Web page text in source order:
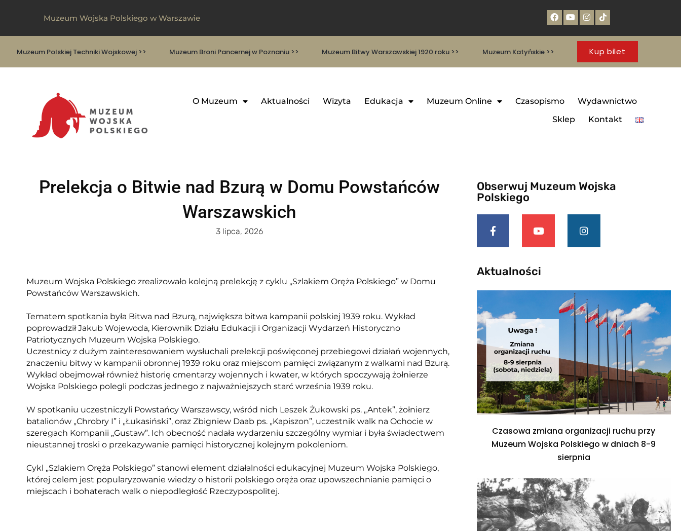
Muzeum Wojska Polskiego w Warszawie
Muzeum Polskiej Techniki Wojskowej >> Muzeum Broni Pancernej w Poznaniu >> Muzeum Bitwy Warszawskiej 1920 roku >> Muzeum Katyńskie >> Kup bilet
O Muzeum Aktualności Wizyta Edukacja Muzeum Online Czasopismo
Wydawnictwo
Sklep
Kontakt
Prelekcja o Bitwie nad Bzurą w Domu Powstańców
Warszawskich
3 lipca, 2026
Muzeum Wojska Polskiego zrealizowało kolejną prelekcję z cyklu „Szlakiem Oręża Polskiego” w Domu
Powstańców Warszawskich.
Tematem spotkania była Bitwa nad Bzurą, największa bitwa kampanii polskiej 1939 roku. Wykład
poprowadził Jakub Wojewoda, Kierownik Działu Edukacji i Organizacji Wydarzeń Historyczno
Patriotycznych Muzeum Wojska Polskiego.
Uczestnicy z dużym zainteresowaniem wysłuchali prelekcji poświęconej przebiegowi działań wojennych,
znaczeniu bitwy w kampanii obronnej 1939 roku oraz miejscom pamięci związanym z walkami nad Bzurą.
Wykład obejmował również historię cmentarzy wojennych i kwater, w których spoczywają żołnierze
Wojska Polskiego polegli podczas jednego z najważniejszych starć września 1939 roku.
W spotkaniu uczestniczyli Powstańcy Warszawscy, wśród nich Leszek Żukowski ps. „Antek”, żołnierz
batalionów „Chrobry I” i „Łukasiński”, oraz Zbigniew Daab ps. „Kapiszon”, uczestnik walk na Ochocie w
szeregach Kompanii „Gustaw”. Ich obecność nadała wydarzeniu szczególny wymiar i była świadectwem
nieustannej troski o przekazywanie pamięci historycznej kolejnym pokoleniom.
Cykl „Szlakiem Oręża Polskiego” stanowi element działalności edukacyjnej Muzeum Wojska Polskiego,
której celem jest popularyzowanie wiedzy o historii polskiego oręża oraz upowszechnianie pamięci o
miejscach i bohaterach walk o niepodległość Rzeczypospolitej.
Obserwuj Muzeum Wojska
Polskiego
Aktualności
Czasowa zmiana organizacji ruchu przy
Muzeum Wojska Polskiego w dniach 8-9
sierpnia